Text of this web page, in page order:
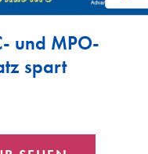
und MPO-
spart